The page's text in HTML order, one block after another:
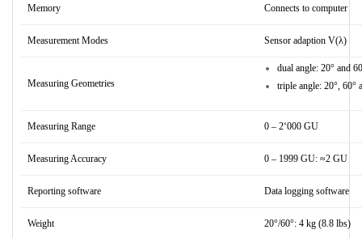
Memory Connects to computer
Measurement Modes Sensor adaption V(λ)
Measuring Geometries
dual angle: 20° and
triple angle: 20°, 60°
Measuring Range 0 – 2‘000 GU
Measuring Accuracy 0 – 1999 GU: ≈2 GU
Reporting software Data logging software
Weight 20°/60°: 4 kg (8.8 lbs)